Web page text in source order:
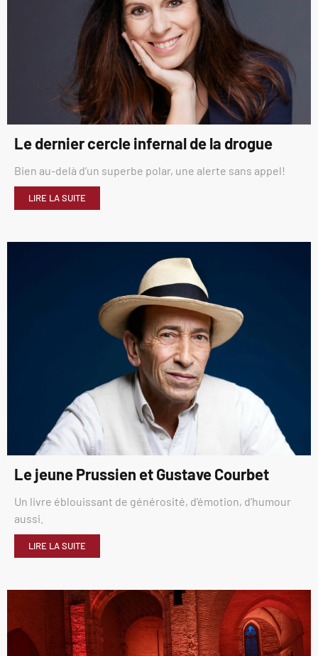
Le dernier cercle infernal de la drogue
Bien au-delà d’un superbe polar, une alerte sans appel!
LIRE LA SUITE
Le jeune Prussien et Gustave Courbet
Un livre éblouissant de générosité, d’émotion, d’humour
aussi.
LIRE LA SUITE